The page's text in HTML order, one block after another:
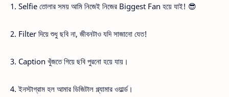
1. Selfie তোলার সময় আমি নিজেই নিজের Biggest Fan হয়ে যাই! 😎
2. Filter দিয়ে শুধু ছবি না, জীবনটাও যদি সাজানো যেত!
3. Caption খুঁজতে গিয়ে ছবি পুরনো হয়ে যায়।
4. ইনস্টাগ্রাম হল আমার ডিজিটাল গ্ল্যামার ওয়ার্ল্ড।